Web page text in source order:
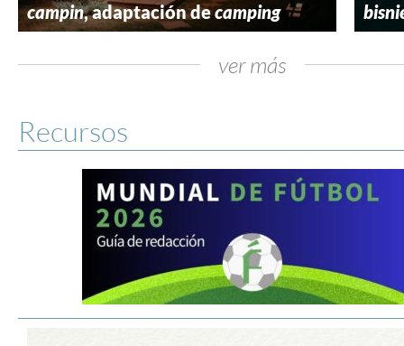
campin, adaptación decamping
ver más
Recursos